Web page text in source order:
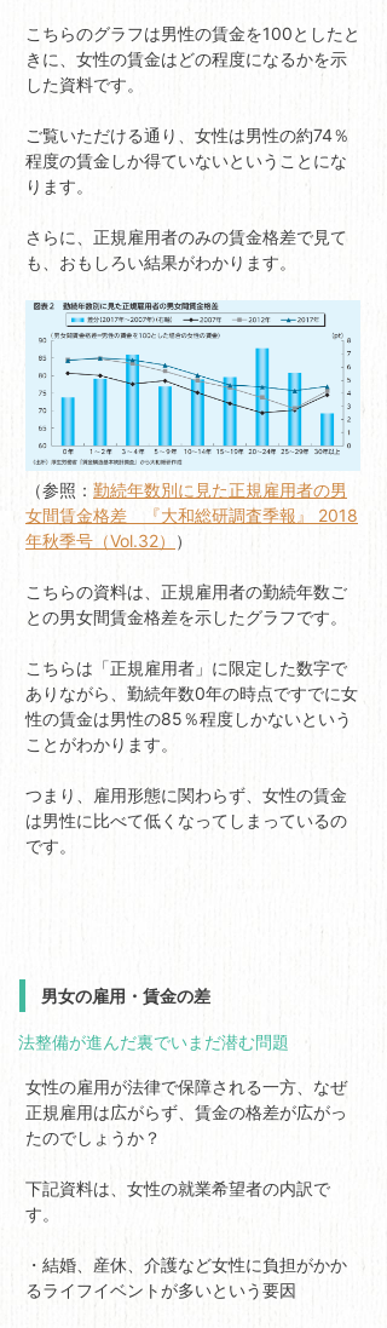
こちらのグラフは男性の賃金を100としたと
きに、女性の賃金はどの程度になるかを示
した資料です。
ご覧いただける通り、女性は男性の約74％
程度の賃金しか得ていないということにな
ります。
さらに、正規雇用者のみの賃金格差で見て
も、おもしろい結果がわかります。
（参照： 勤続年数別に見た正規雇用者の男
女間賃金格差 『大和総研調査季報』 2018
年秋季号（Vol.32）
）
こちらの資料は、正規雇用者の勤続年数ご
との男女間賃金格差を示したグラフです。
こちらは「正規雇用者」に限定した数字で
ありながら、勤続年数0年の時点ですでに女
性の賃金は男性の85％程度しかないという
ことがわかります。
つまり、雇用形態に関わらず、女性の賃金
は男性に比べて低くなってしまっているの
です。
男女の雇用・賃金の差
法整備が進んだ裏でいまだ潜む問題
女性の雇用が法律で保障される一方、なぜ
正規雇用は広がらず、賃金の格差が広がっ
たのでしょうか？
下記資料は、女性の就業希望者の内訳で
す。
・結婚、産休、介護など女性に負担がかか
るライフイベントが多いという要因